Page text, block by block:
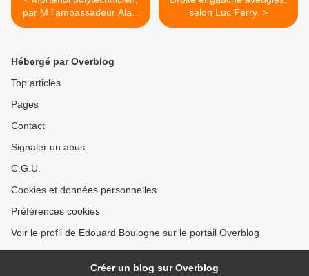
par M l'ambassadeur Alain
Pierret.
selon Luc Ferry. >
Hébergé par Overblog
Top articles
Pages
Contact
Signaler un abus
C.G.U.
Cookies et données personnelles
Préférences cookies
Voir le profil de Edouard Boulogne sur le portail Overblog
Créer un blog sur Overblog